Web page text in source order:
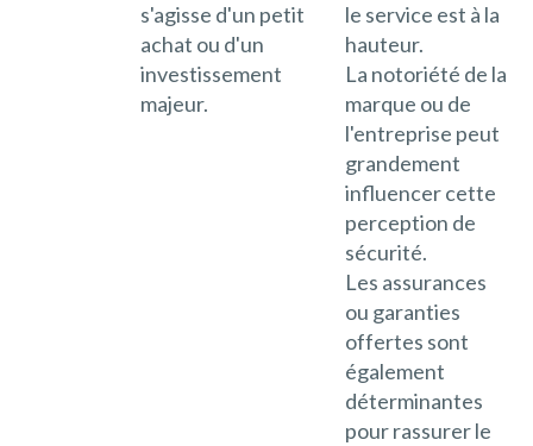
s'agisse d'un petit
achat ou d'un
investissement
majeur.
le service est à la
hauteur.
La notoriété de la
marque ou de
l'entreprise peut
grandement
influencer cette
perception de
sécurité.
Les assurances
ou garanties
offertes sont
également
déterminantes
pour rassurer le